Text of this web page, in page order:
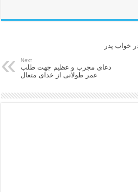
خواب پدر
Next
دعای مجرب و عظیم جهت طلب
عمر طولانی از خدای متعال